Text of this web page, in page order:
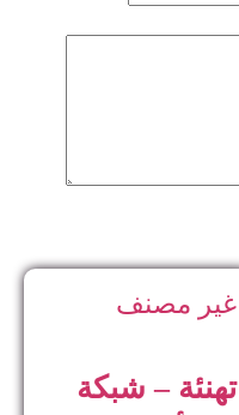
غير مصنف
تهنئة – شبكة